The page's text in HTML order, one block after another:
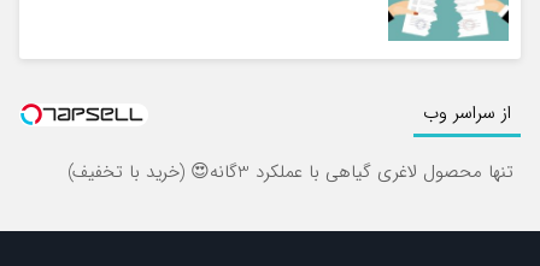
از سراسر وب
تنها محصول لاغری گیاهی با عملکرد 3گانه😍 (خرید با تخفیف)